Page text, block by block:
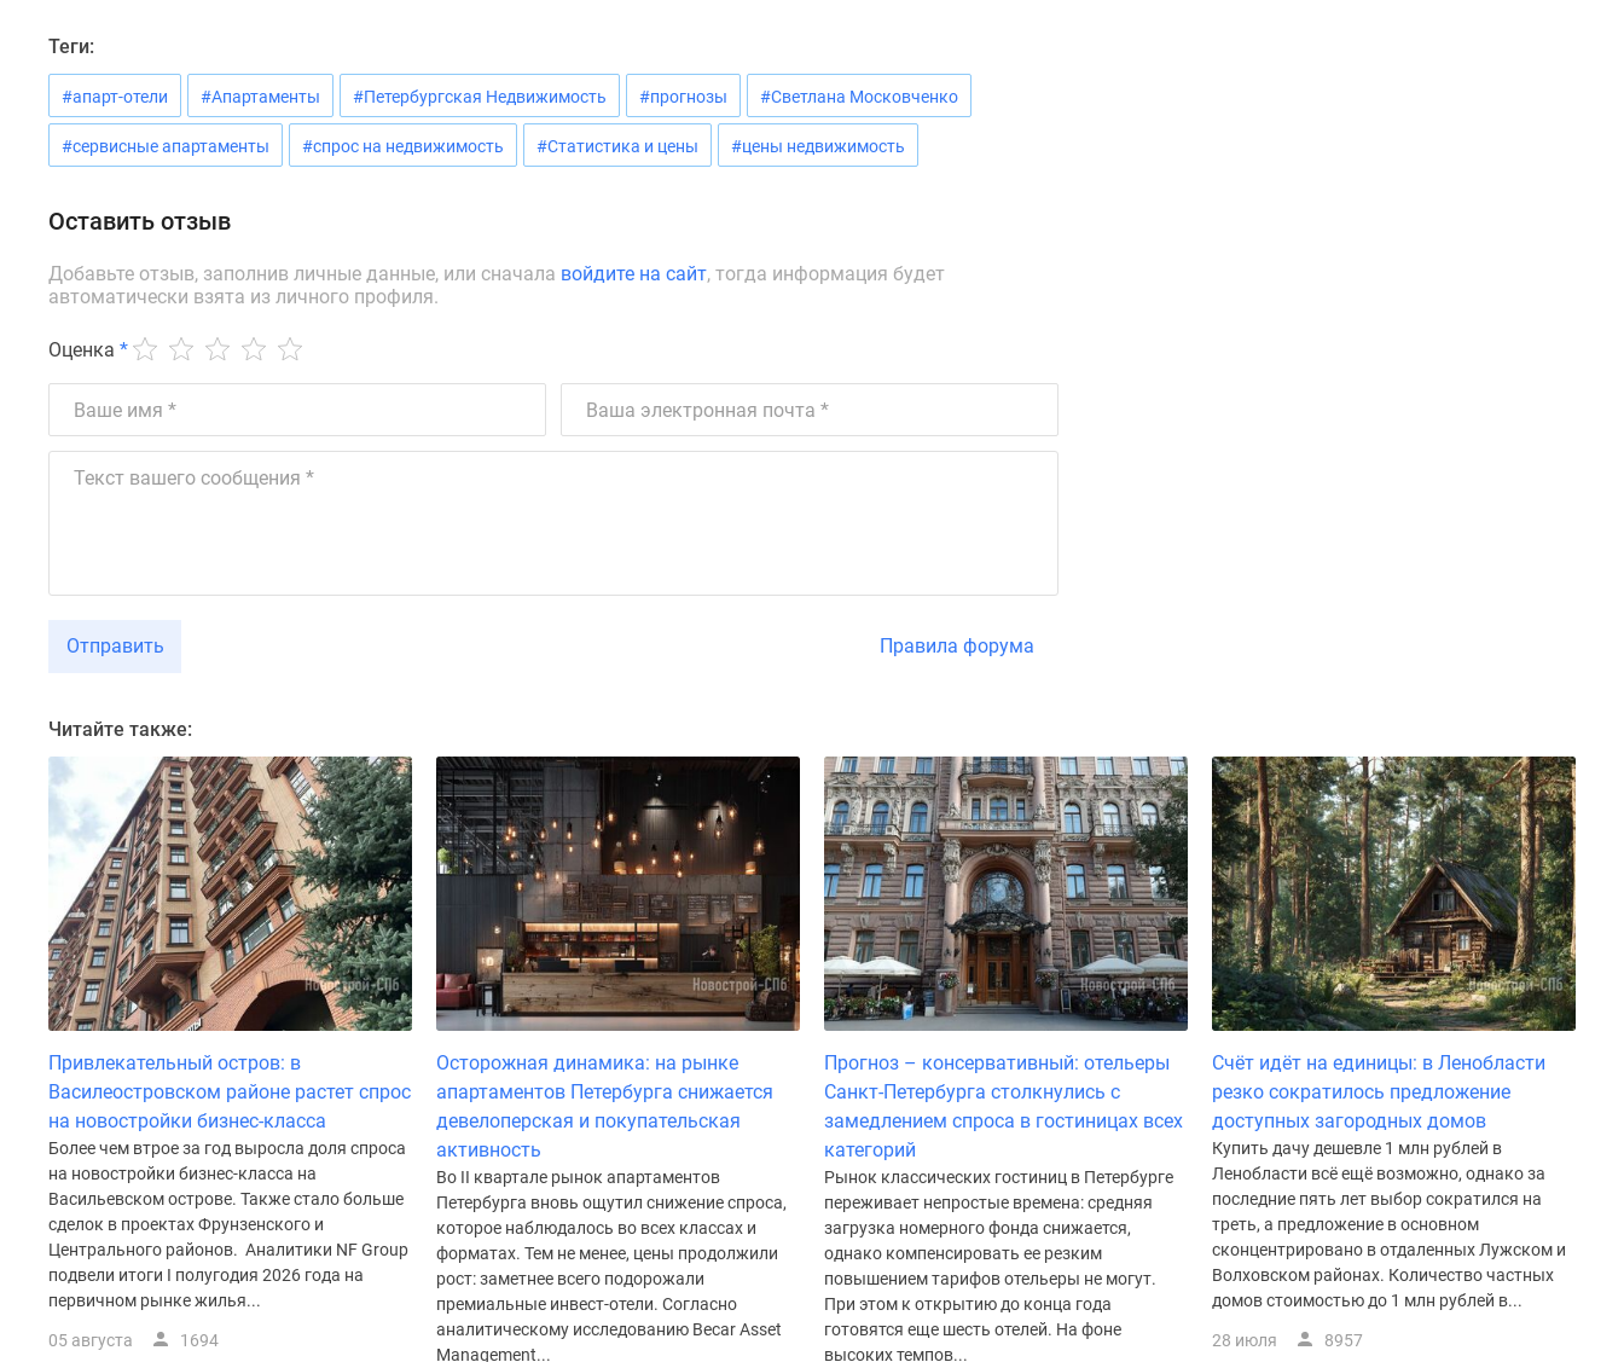
Теги:
#апарт-отели #Апартаменты #Петербургская Недвижимость #прогнозы #Светлана Московченко
#сервисные апартаменты #спрос на недвижимость #Статистика и цены #цены недвижимость
Оставить отзыв
Добавьте отзыв, заполнив личные данные, или сначала войдите на сайт, тогда информация будет
автоматически взята из личного профиля.
Оценка *
Отправить Правила форума
Читайте также:
Привлекательный остров: в
Василеостровском районе растет спрос
на новостройки бизнес-класса
Более чем втрое за год выросла доля спроса
на новостройки бизнес-класса на
Васильевском острове. Также стало больше
сделок в проектах Фрунзенского и
Центрального районов. Аналитики NF Group
подвели итоги I полугодия 2026 года на
первичном рынке жилья...
05 августа 1694
Осторожная динамика: на рынке
апартаментов Петербурга снижается
девелоперская и покупательская
активность
Во II квартале рынок апартаментов
Петербурга вновь ощутил снижение спроса,
которое наблюдалось во всех классах и
форматах. Тем не менее, цены продолжили
рост: заметнее всего подорожали
премиальные инвест-отели. Согласно
аналитическому исследованию Becar Asset
Management...
Прогноз – консервативный: отельеры
Санкт-Петербурга столкнулись с
замедлением спроса в гостиницах всех
категорий
Рынок классических гостиниц в Петербурге
переживает непростые времена: средняя
загрузка номерного фонда снижается,
однако компенсировать ее резким
повышением тарифов отельеры не могут.
При этом к открытию до конца года
готовятся еще шесть отелей. На фоне
высоких темпов...
Счёт идёт на единицы: в Ленобласти
резко сократилось предложение
доступных загородных домов
Купить дачу дешевле 1 млн рублей в
Ленобласти всё ещё возможно, однако за
последние пять лет выбор сократился на
треть, а предложение в основном
сконцентрировано в отдаленных Лужском и
Волховском районах. Количество частных
домов стоимостью до 1 млн рублей в...
28 июля 8957